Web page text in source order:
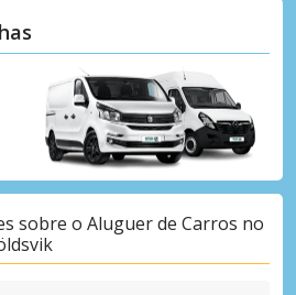
sobre o Aluguer de Carros no